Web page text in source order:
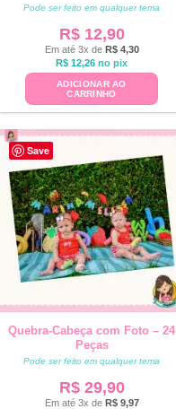
Pode ser feito em qualquer tema
R$12,90
Em até 3x de R$4,30
R$ 12,26 no pix
ADICIONAR AO
CARRINHO
Save
Quebra-Cabeça com Foto – 24
Peças
Pode ser feito em qualquer tema
R$29,90
Em até 3x de R$9,97